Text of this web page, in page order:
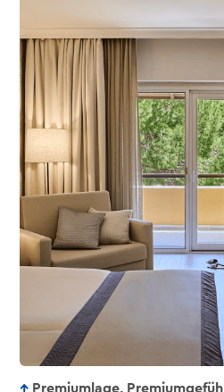
Premiumlage, Premiumgefühl